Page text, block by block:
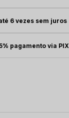
6 vezes sem juros
pagamento via PIX